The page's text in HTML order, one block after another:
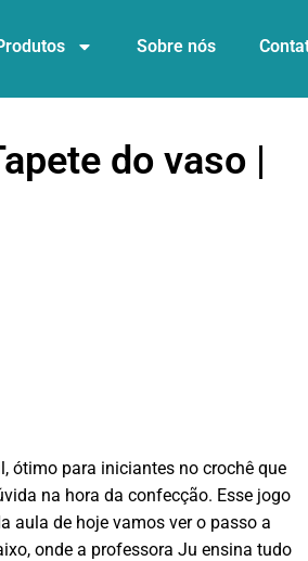
Sobre nós
do vaso |
ótimo para iniciantes no crochê que
na hora da confecção. Esse jogo
aula de hoje vamos ver o passo a
onde a professora Ju ensina tudo